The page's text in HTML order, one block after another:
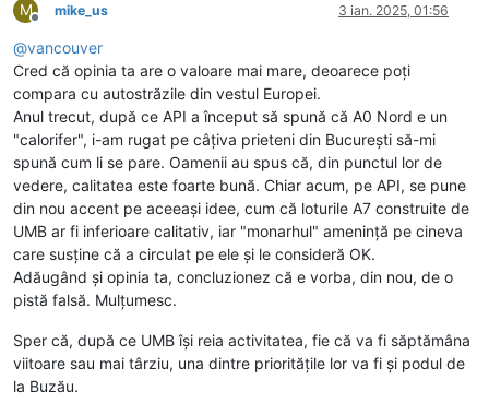
M
Deconectat
mike_us 3 ian. 2025, 01:56
@vancouver
Cred că opinia ta are o valoare mai mare, deoarece poți
compara cu autostrăzile din vestul Europei.
Anul trecut, după ce API a început să spună că A0 Nord e un
"calorifer", i-am rugat pe câțiva prieteni din București să-mi
spună cum li se pare. Oamenii au spus că, din punctul lor de
vedere, calitatea este foarte bună. Chiar acum, pe API, se pune
din nou accent pe aceeași idee, cum că loturile A7 construite de
UMB ar fi inferioare calitativ, iar "monarhul" amenință pe cineva
care susține că a circulat pe ele și le consideră OK.
Adăugând și opinia ta, concluzionez că e vorba, din nou, de o
pistă falsă. Mulțumesc.
Sper că, după ce UMB își reia activitatea, fie că va fi săptămâna
viitoare sau mai târziu, una dintre prioritățile lor va fi și podul de
la Buzău.